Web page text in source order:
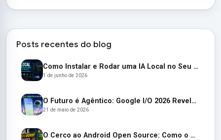
Posts recentes do blog
Como Instalar e Rodar uma IA Local no Seu PC em 2026 (Guia Completo para Iniciantes)
1 de junho de 2026
O Futuro é Agêntico: Google I/O 2026 Revela um Android Autônomo e Óculos Inteligentes
21 de maio de 2026
O Cerco ao Android Open Source: Como o Google Está Transformando o AOSP em um Jardim Murado